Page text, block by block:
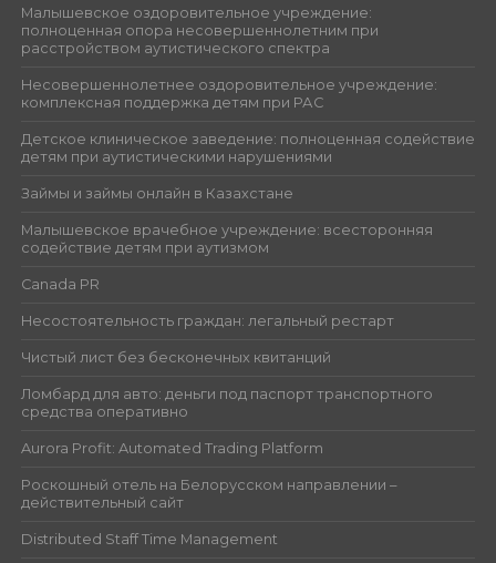
Малышевское оздоровительное учреждение:
полноценная опора несовершеннолетним при
расстройством аутистического спектра
Несовершеннолетнее оздоровительное учреждение:
комплексная поддержка детям при РАС
Детское клиническое заведение: полноценная содействие
детям при аутистическими нарушениями
Займы и займы онлайн в Казахстане
Малышевское врачебное учреждение: всесторонняя
содействие детям при аутизмом
Canada PR
Несостоятельность граждан: легальный рестарт
Чистый лист без бесконечных квитанций
Ломбард для авто: деньги под паспорт транспортного
средства оперативно
Aurora Profit: Automated Trading Platform
Роскошный отель на Белорусском направлении –
действительный сайт
Distributed Staff Time Management